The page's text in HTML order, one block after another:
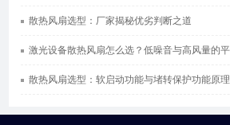
散热风扇选型：厂家揭秘优劣判断之道
激光设备散热风扇怎么选？低噪音与高风量的